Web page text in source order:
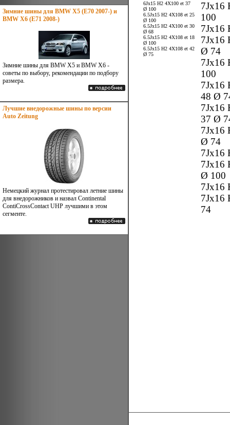
Зимние шины для BMW X5 (E70 2007-) и
BMW X6 (E71 2008-)
Зимние шины для BMW X5 и BMW X6 -
советы по выбору, рекомендации по подбору
размера.
Лучшие внедорожные шины по версии
Auto Zeitung
Немецкий журнал протестировал летние шины
для внедорожников и назвал Continental
ContiCrossContact UHP лучшими в этом
сегменте.
6Jx15 H2 4X100 et 37
Ø 100
6.5Jx15 H2 4X108 et 25
Ø 100
6.5Jx15 H2 4X100 et 30
Ø 68
6.5Jx15 H2 4X108 et 18
Ø 100
6.5Jx15 H2 4X108 et 42
Ø 75
7Jx16
100
7Jx16
7Jx16
Ø 74
7Jx16
100
7Jx16
48 Ø
7Jx16
37 Ø
7Jx16
Ø 74
7Jx16
7Jx16
Ø 100
7Jx16
7Jx16
74